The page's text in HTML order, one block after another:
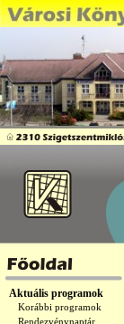
Aktuális programok
Korábbi programok
Rendezvénynaptár